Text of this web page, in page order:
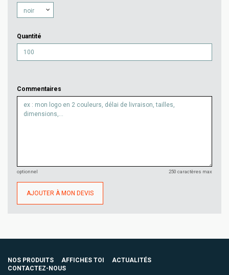
Quantité
Commentaires
optionnel 250 caractères max
AJOUTER À MON DEVIS
NOS PRODUITS AFFICHES TOI
ACTUALITÉS
CONTACTEZ-NOUS